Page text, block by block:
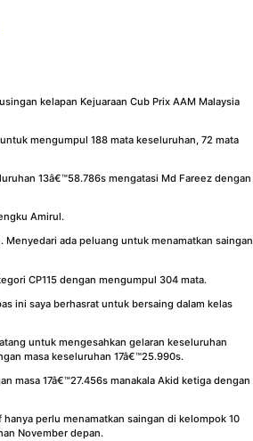
kelapan Kejuaraan Cub Prix AAM Malaysia
mengumpul 188 mata keseluruhan, 72 mata
13â€™58.786s mengatasi Md Fareez dengan
Amirul.
ada peluang untuk menamatkan saingan
CP115 dengan mengumpul 304 mata.
ini saya berhasrat untuk bersaing dalam kelas
untuk mengesahkan gelaran keseluruhan
masa keseluruhan 17â€™25.990s.
masa 17â€™27.456s manakala Akid ketiga dengan
perlu menamatkan saingan di kelompok 10
November depan.